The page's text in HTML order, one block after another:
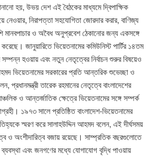
হয়, উভয় দেশ এই বৈঠকের মাধ্যমে দ্বিপাক্ষিক
নিরাপত্তা সহযোগিতা জোরদার করার, বাণিজ্য
মানবপাচার ও অবৈধ অনুপ্রবেশ ঠেকানোর জন্য একসঙ্গে
জানুয়ারিতে ভিয়েতনামের কমিউনিস্ট পার্টির ১৪তম
হওয়ায় এবং নতুন নেতৃত্বের নির্বাচন শুরুর বিষয়েও
ভিয়েতনামের সরকারের প্রতি আন্তরিক শুভেচ্ছা ও
প্রধানমন্ত্রী তারেক রহমানের নেতৃত্বে বাংলাদেশের
ও আন্তর্জাতিক ক্ষেত্রে ভিয়েতনামের সঙ্গে সম্পর্ক
১৯৭৩ সালে প্রতিষ্ঠিত বাংলাদেশ-ভিয়েতনামের
স্মরণ করে সালাহউদ্দিন আহমদ বলেন, এই দীর্ঘসময়
ও অংশীদারিত্ব বজায় রয়েছে। সাম্প্রতিক বছরগুলোতে
এবং জনগণের মধ্যে যোগাযোগ বৃদ্ধি পাওয়ায়